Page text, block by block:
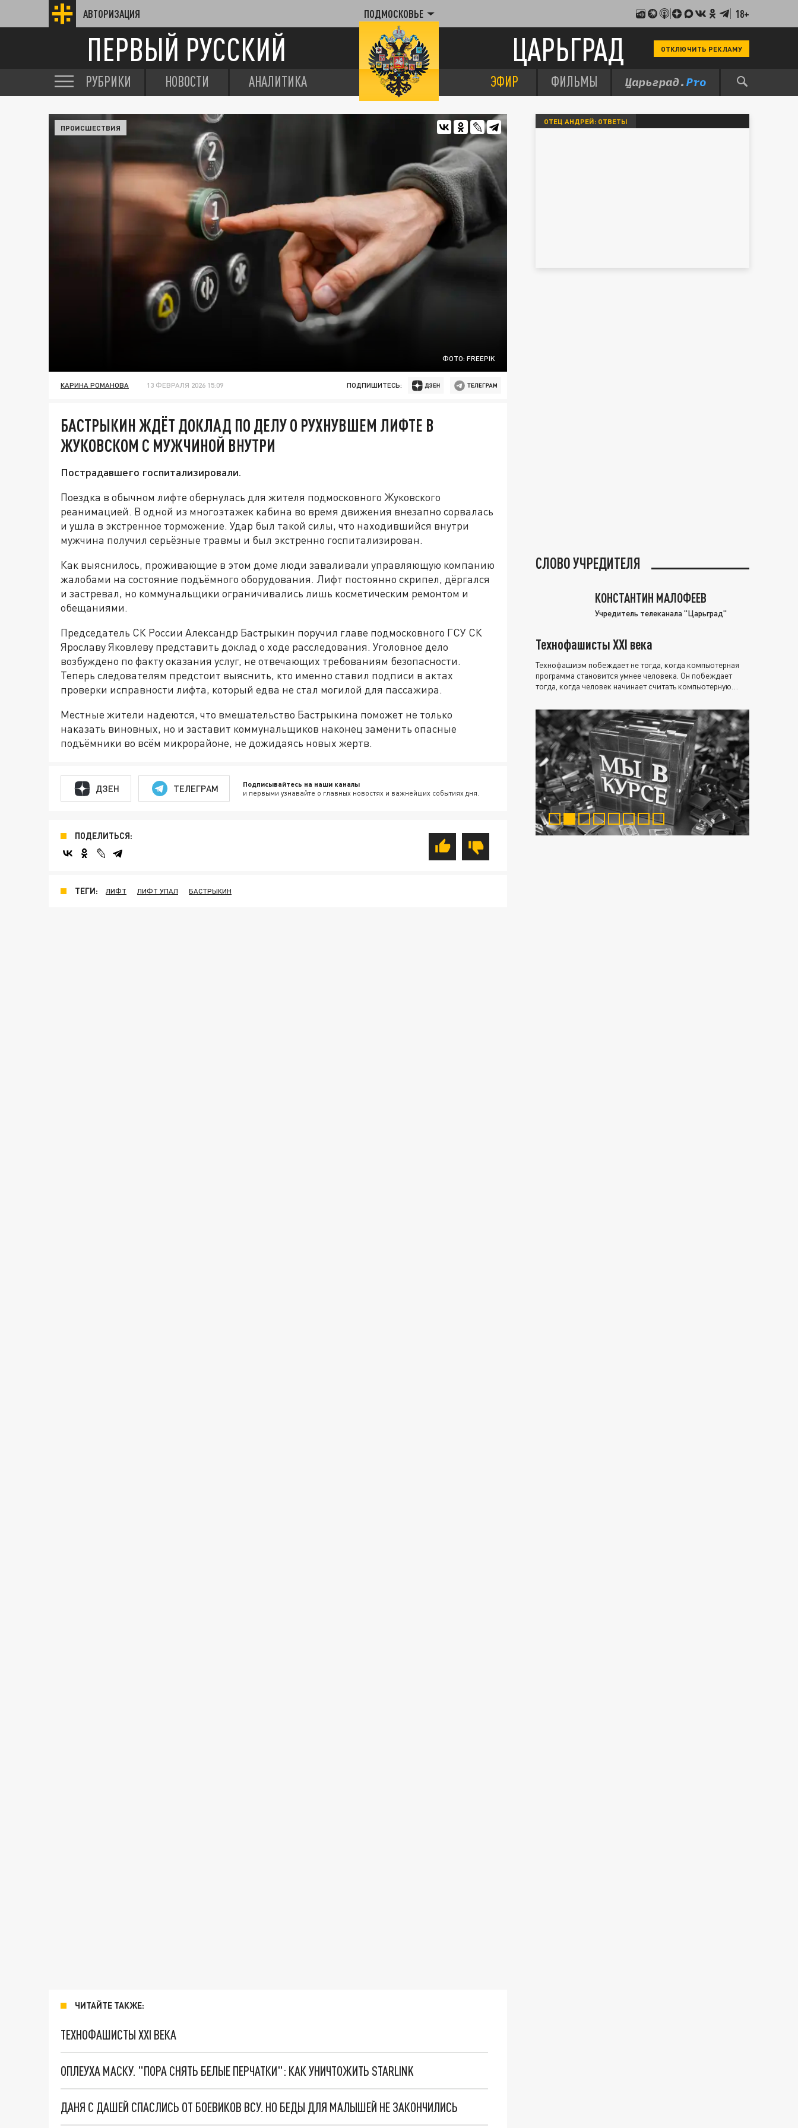
АВТОРИЗАЦИЯ ПОДМОСКОВЬЕ 18+
ПЕРВЫЙ РУССКИЙ ЦАРЬГРАД ОТКЛЮЧИТЬ РЕКЛАМУ
РУБРИКИ НОВОСТИ АНАЛИТИКА ЭФИР ФИЛЬМЫ
ФОТО: FREEPIK
ПРОИСШЕСТВИЯ
КАРИНА РОМАНОВА 13 ФЕВРАЛЯ 2026 15:09 ПОДПИШИТЕСЬ:
БАСТРЫКИН ЖДЁТ ДОКЛАД ПО ДЕЛУ О РУХНУВШЕМ ЛИФТЕ В
ЖУКОВСКОМ С МУЖЧИНОЙ ВНУТРИ
Пострадавшего госпитализировали.
Поездка в обычном лифте обернулась для жителя подмосковного Жуковского
реанимацией. В одной из многоэтажек кабина во время движения внезапно сорвалась
и ушла в экстренное торможение. Удар был такой силы, что находившийся внутри
мужчина получил серьёзные травмы и был экстренно госпитализирован.
Как выяснилось, проживающие в этом доме люди заваливали управляющую компанию
жалобами на состояние подъёмного оборудования. Лифт постоянно скрипел, дёргался
и застревал, но коммунальщики ограничивались лишь косметическим ремонтом и
обещаниями.
Председатель СК России Александр Бастрыкин поручил главе подмосковного ГСУ СК
Ярославу Яковлеву представить доклад о ходе расследования. Уголовное дело
возбуждено по факту оказания услуг, не отвечающих требованиям безопасности.
Теперь следователям предстоит выяснить, кто именно ставил подписи в актах
проверки исправности лифта, который едва не стал могилой для пассажира.
Местные жители надеются, что вмешательство Бастрыкина поможет не только
наказать виновных, но и заставит коммунальщиков наконец заменить опасные
подъёмники во всём микрорайоне, не дожидаясь новых жертв.
ДЗЕН ТЕЛЕГРАМ Подписывайтесь на наши каналы
и первыми узнавайте о главных новостях и важнейших событиях дня.
ПОДЕЛИТЬСЯ:
ТЕГИ: ЛИФТ ЛИФТ УПАЛ БАСТРЫКИН
ЧИТАЙТЕ ТАКЖЕ:
ТЕХНОФАШИСТЫ XXI ВЕКА
ОПЛЕУХА МАСКУ. "ПОРА СНЯТЬ БЕЛЫЕ ПЕРЧАТКИ": КАК УНИЧТОЖИТЬ STARLINK
ДАНЯ С ДАШЕЙ СПАСЛИСЬ ОТ БОЕВИКОВ ВСУ. НО БЕДЫ ДЛЯ МАЛЫШЕЙ НЕ ЗАКОНЧИЛИСЬ
ОТЕЦ АНДРЕЙ: ОТВЕТЫ
СЛОВО УЧРЕДИТЕЛЯ
КОНСТАНТИН МАЛОФЕЕВ
Учредитель телеканала "Царьград"
Технофашисты XXI века
Технофашизм побеждает не тогда, когда компьютерная
программа становится умнее человека. Он побеждает
тогда, когда человек начинает считать компьютерную